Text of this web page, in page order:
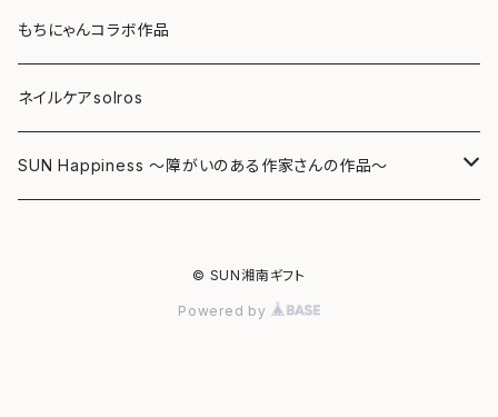
バッグ
Tシャツ
ミラー
キーホルダー
マグネット
シール
レジンチャーム
サンキャッチャー
ポストカード
もちにゃんコラボ作品
ネイルケアsolros
SUN Happiness ～障がいのある作家さんの作品～
© SUN湘南ギフト
Powered by